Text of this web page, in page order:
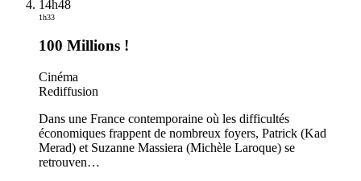
14h48
1h33
100 Millions !
Cinéma
Rediffusion
Dans une France contemporaine où les difficultés
économiques frappent de nombreux foyers, Patrick (Kad
Merad) et Suzanne Massiera (Michèle Laroque) se
retrouven…